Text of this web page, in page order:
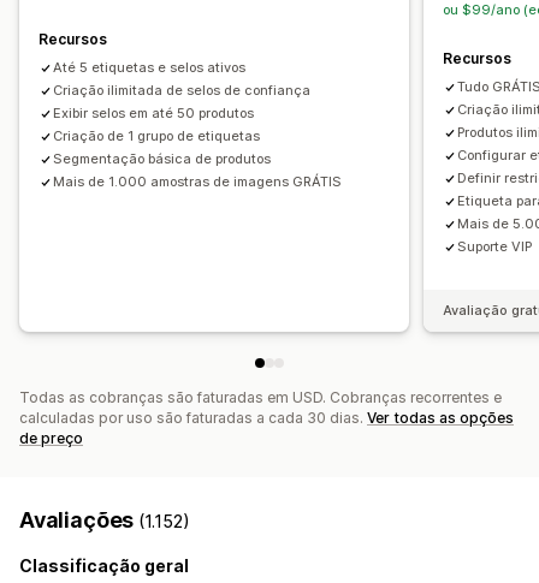
Específico do dispositivo
Posição do ícone
Posição do manual
Posicionamento automático
Barra de anúncios Páginas personalizadas
Página do carrinho Páginas de coleção
Páginas de produtos
Recursos
Até 5 etiquetas e selos ativos
Criação ilimitada de selos de confiança
Exibir selos em até 50 produtos
Criação de 1 grupo de etiquetas
Segmentação básica de produtos
Mais de 1.000 amostras de imagens GRÁTIS
ou $99/ano
Recursos
Tudo
Criação
Produtos
Configurar
Definir
Etiqueta
Mais de
Suporte VIP
Avaliação
Todas as cobranças são faturadas em USD. Cobranças recorrentes e
calculadas por uso são faturadas a cada 30 dias. Ver todas as opções
de preço
Avaliações (1.152)
Classificação geral